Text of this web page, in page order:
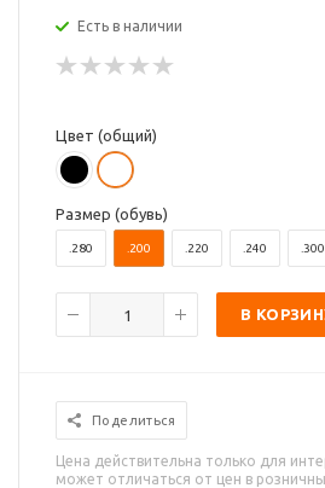
Есть в наличии
Цвет (общий)
Размер (обувь)
.280 .200 .220 .240
В
Поделиться
Цена действительна только для
может отличаться от цен в